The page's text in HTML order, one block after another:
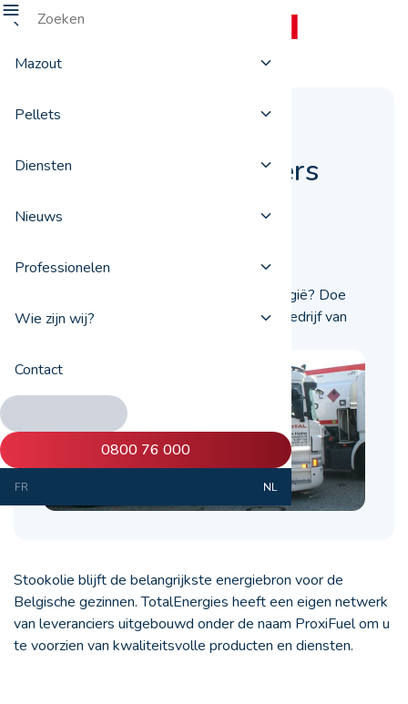
Mazout
Pellets
Diensten
Nieuws
Professionelen
Wie zijn wij?
Contact
0800 76 000
FR NL
stookolieleveranciers
van ProxiFuel?
Zoekt u een stookolieleverancier in België? Doe
een beroep op ProxiFuel, een dochterbedrijf van
Stookolie blijft de belangrijkste energiebron voor de
Belgische gezinnen. TotalEnergies heeft een eigen netwerk
van leveranciers uitgebouwd onder de naam ProxiFuel om u
te voorzien van kwaliteitsvolle producten en diensten.